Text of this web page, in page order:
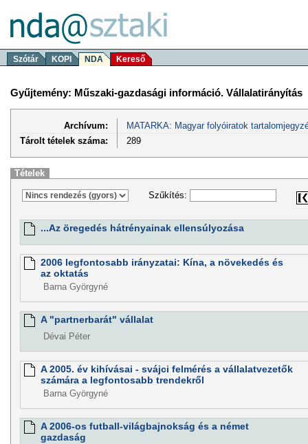
Szótár KOPI NDA Kereső
Gyűjtemény: Műszaki-gazdasági információ. Vállalatirányítás
Archívum:
MATARKA: Magyar folyóiratok
Tárolt tételek száma:
289
Tételek
Szűkítés:
...Az öregedés hátrényainak ellensúlyozása
2006 legfontosabb irányzatai: Kína, a növekedés és
az oktatás
Barna Györgyné
A "partnerbarát" vállalat
Dévai Péter
A 2005. év kihívásai - svájci felmérés a vállalatvezetők
számára a legfontosabb trendekről
Barna Györgyné
A 2006-os futball-világbajnokság és a német
gazdaság